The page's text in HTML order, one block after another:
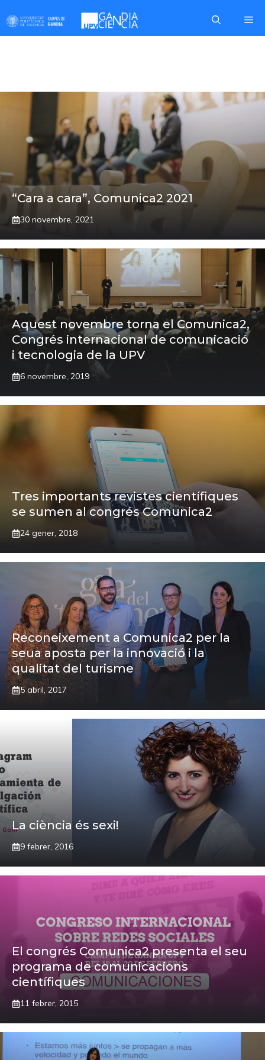
to
content
“Cara a cara”, Comunica2 2021
30 novembre, 2021
Aquest novembre torna el Comunica2,
Congrés internacional de comunicació
i tecnologia de la UPV
6 novembre, 2019
Tres importants revistes científiques
se sumen al congrés Comunica2
24 gener, 2018
Reconeixement a Comunica2 per la
seua aposta per la innovació i la
qualitat del turisme
5 abril, 2017
La ciència és sexi!
9 febrer, 2016
El congrés Comunica2 presenta el seu
programa de comunicacions
científiques
11 febrer, 2015